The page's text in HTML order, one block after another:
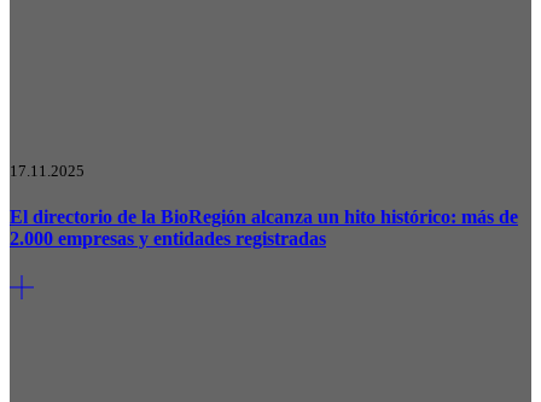
17.11.2025
El directorio de la BioRegión alcanza un hito histórico: más de
2.000 empresas y entidades registradas